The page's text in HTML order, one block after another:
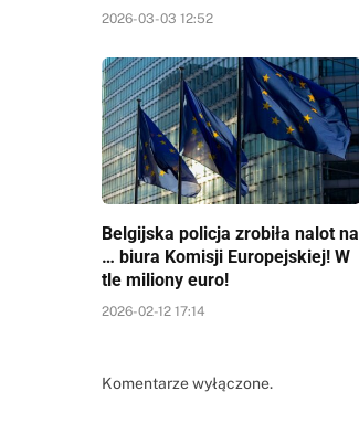
2026-03-03 12:52
Belgijska policja zrobiła nalot na
… biura Komisji Europejskiej! W
tle miliony euro!
2026-02-12 17:14
Komentarze wyłączone.